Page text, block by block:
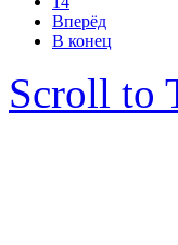
Вперёд
В конец
Scroll to